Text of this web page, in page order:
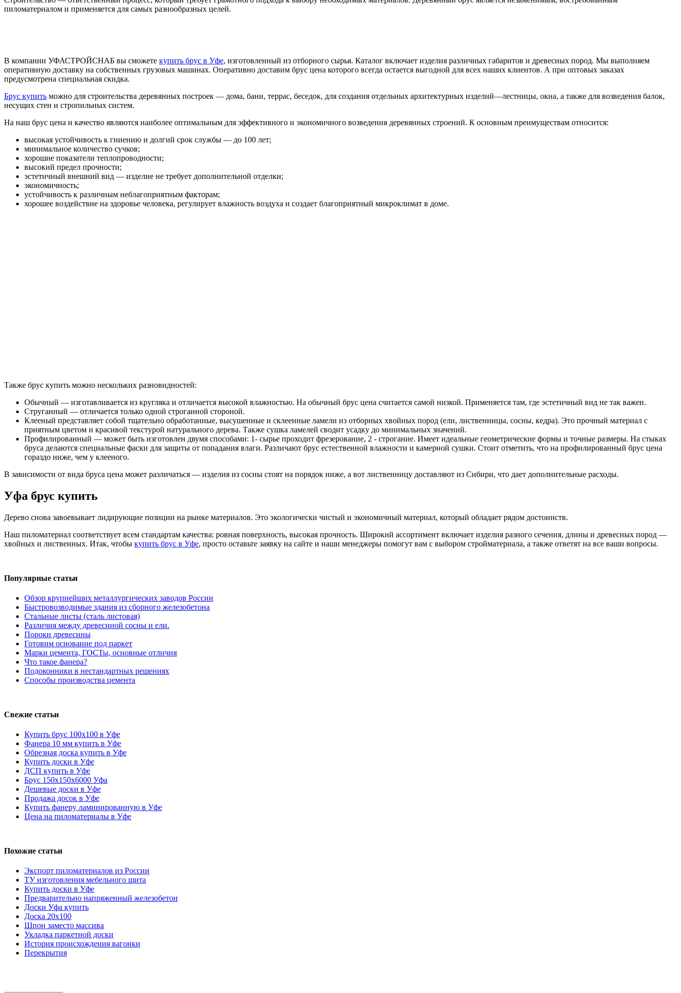
пиломатериалом и применяется для самых разнообразных целей.
В компании УФАСТРОЙСНАБ вы сможете купить брус в Уфе, изготовленный из отборного сырья. Каталог включает изделия различных габаритов и древесных пород. Мы выполняем
оперативную доставку на собственных грузовых машинах. Оперативно доставим брус цена которого всегда остается выгодной для всех наших клиентов. А при оптовых заказах
предусмотрена специальная скидка.
Брус купить можно для строительства деревянных построек — дома, бани, террас, беседок, для создания отдельных архитектурных изделий—лестницы, окна, а также для возведения балок,
несущих стен и стропильных систем.
На наш брус цена и качество являются наиболее оптимальным для эффективного и экономичного возведения деревянных строений. К основным преимуществам относится:
высокая устойчивость к гниению и долгий срок службы — до 100 лет;
минимальное количество сучков;
хорошие показатели теплопроводности;
высокий предел прочности;
эстетичный внешний вид — изделие не требует дополнительной отделки;
экономичность;
устойчивость к различным неблагоприятным факторам;
хорошее воздействие на здоровье человека, регулирует влажность воздуха и создает благоприятный микроклимат в доме.
Также брус купить можно нескольких разновидностей:
Обычный — изготавливается из кругляка и отличается высокой влажностью. На обычный брус цена считается самой низкой. Применяется там, где эстетичный вид не так важен.
Струганный — отличается только одной строганной стороной.
Клееный представляет собой тщательно обработанные, высушенные и склеенные ламели из отборных хвойных пород (ели, лиственницы, сосны, кедра). Это прочный материал с
приятным цветом и красивой текстурой натурального дерева. Также сушка ламелей сводит усадку до минимальных значений.
Профилированный — может быть изготовлен двумя способами: 1- сырье проходит фрезерование, 2 - строгание. Имеет идеальные геометрические формы и точные размеры. На стыках
бруса делаются специальные фаски для защиты от попадания влаги. Различают брус естественной влажности и камерной сушки. Стоит отметить, что на профилированный брус цена
гораздо ниже, чем у клееного.
В зависимости от вида бруса цена может различаться — изделия из сосны стоят на порядок ниже, а вот лиственницу доставляют из Сибири, что дает дополнительные расходы.
Уфа брус купить
Дерево снова завоевывает лидирующие позиции на рынке материалов. Это экологически чистый и экономичный материал, который обладает рядом достоинств.
Наш пиломатериал соответствует всем стандартам качества: ровная поверхность, высокая прочность. Широкий ассортимент включает изделия разного сечения, длины и древесных пород —
хвойных и лиственных. Итак, чтобы купить брус в Уфе, просто оставьте заявку на сайте и наши менеджеры помогут вам с выбором стройматериала, а также ответят на все ваши вопросы.
Популярные статьи
Обзор крупнейших металлургических заводов России
Быстровозводимые здания из сборного железобетона
Стальные листы (сталь листовая)
Различия между древесиной сосны и ели.
Пороки древесины
Готовим основание под паркет
Марки цемента, ГОСТы, основные отличия
Что такое фанера?
Подоконники в нестандартных решениях
Способы производства цемента
Свежие статьи
Купить брус 100х100 в Уфе
Фанера 10 мм купить в Уфе
Обрезная доска купить в Уфе
Купить доски в Уфе
ДСП купить в Уфе
Брус 150х150х6000 Уфа
Дешевые доски в Уфе
Продажа досок в Уфе
Купить фанеру ламинированную в Уфе
Цена на пиломатериалы в Уфе
Похожие статьи
Экспорт пиломатериалов из России
ТУ изготовления мебельного щита
Купить доски в Уфе
Предварительно напряженный железобетон
Доски Уфа купить
Доска 20х100
Шпон заместо массива
Укладка паркетной доски
История происхождения вагонки
Перекрытия